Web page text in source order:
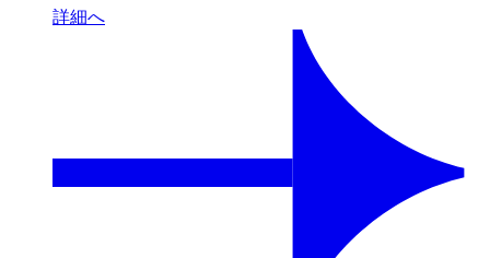
詳細へ